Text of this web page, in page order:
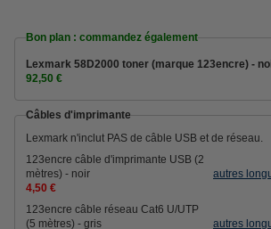
Bon plan : commandez également
Lexmark 58D2000 toner (marque 123encre) -
92,50 €
Câbles d'imprimante
Lexmark n'inclut PAS de câble USB et de réseau.
123encre câble d'imprimante USB (2
mètres) - noir
4,50 €
autres
123encre câble réseau Cat6 U/UTP
(5 mètres) - gris
autres